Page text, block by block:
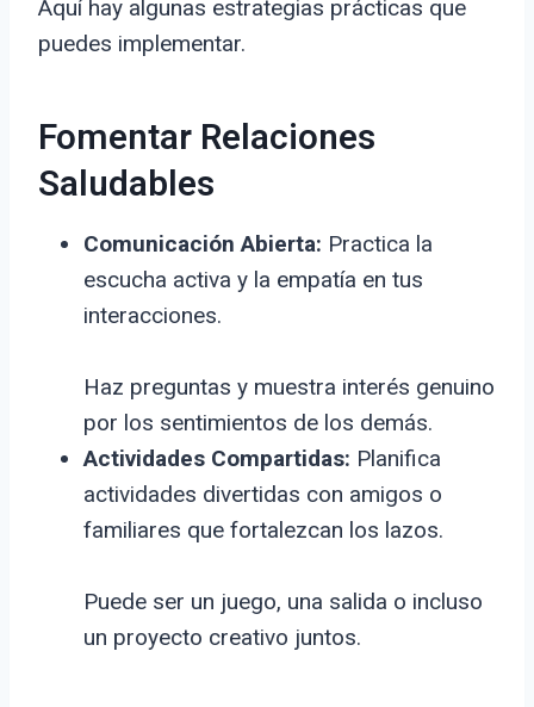
Aquí hay algunas estrategias prácticas que
puedes implementar.
Fomentar Relaciones
Saludables
Comunicación Abierta: Practica la
escucha activa y la empatía en tus
interacciones.
Haz preguntas y muestra interés genuino
por los sentimientos de los demás.
Actividades Compartidas: Planifica
actividades divertidas con amigos o
familiares que fortalezcan los lazos.
Puede ser un juego, una salida o incluso
un proyecto creativo juntos.